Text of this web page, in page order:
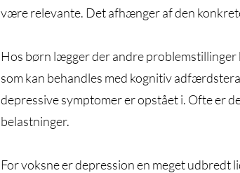
være relevante. Det afhænger af den
Hos børn lægger der andre
som kan behandles med kognitiv
depressive symptomer er opstået i. Ofte er
belastninger.
For voksne er depression en meget udbredt